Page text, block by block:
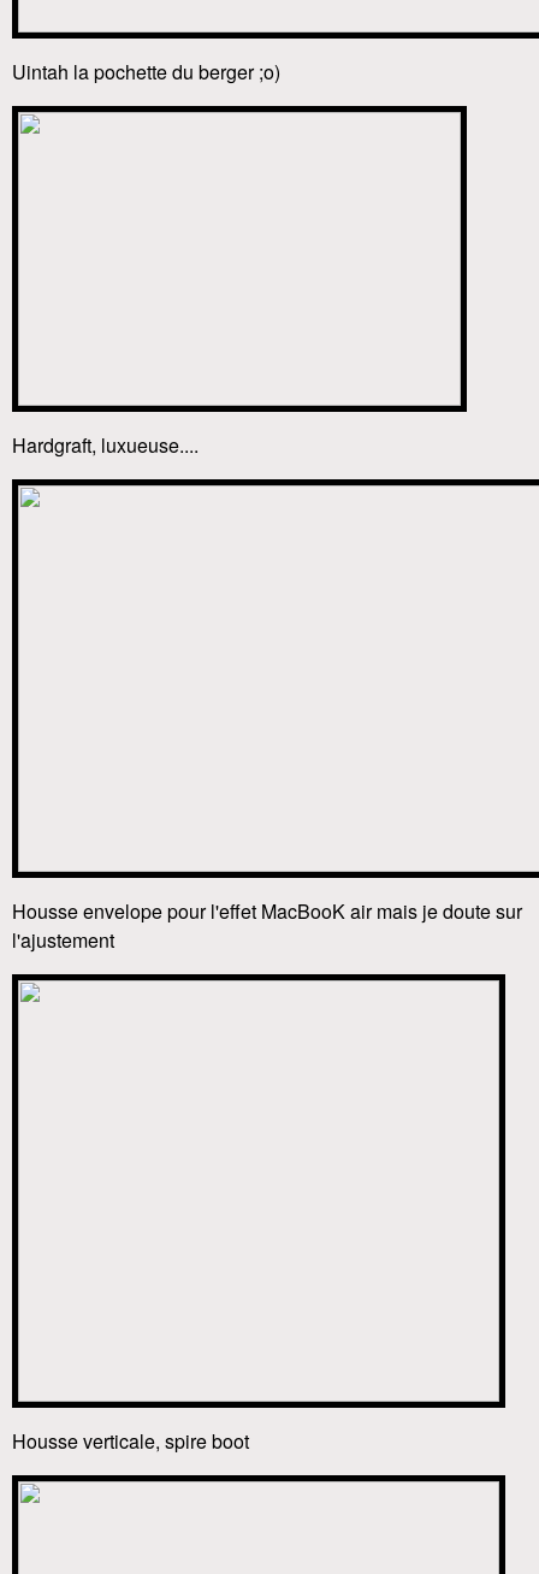
Uintah la pochette du berger ;o)
Hardgraft, luxueuse....
Housse envelope pour l'effet MacBooK air mais je doute sur
l'ajustement
Housse verticale, spire boot